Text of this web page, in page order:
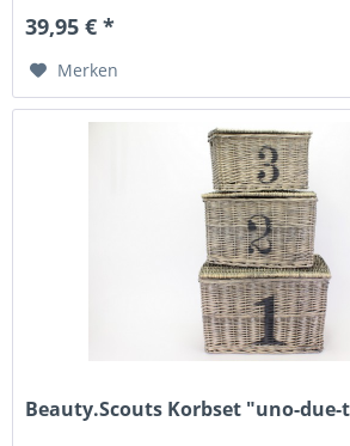
39,95 € *
Merken
Beauty.Scouts Korbset "uno-due-